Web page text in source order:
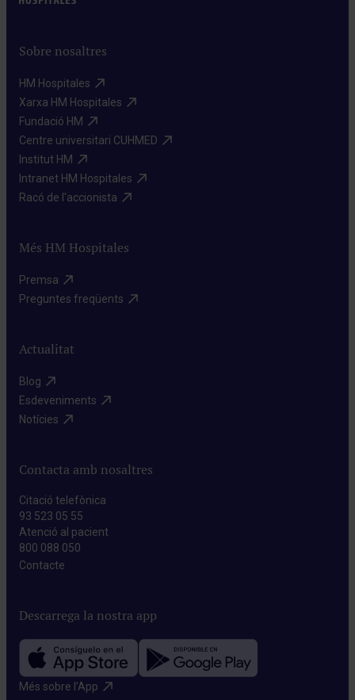
Sobre nosaltres
HM Hospitales​
Xarxa HM Hospitales​
Fundació HM​
Centre universitari CUHMED​
Institut HM​
Intranet HM Hospitales​
Racó de l'accionista​
Més HM Hospitales
Premsa​
Preguntes freqüents​
Actualitat
Blog​
Esdeveniments​
Notícies​
Contacta amb nosaltres
Citació telefònica
93 523 05 55
Atenció al pacient
800 088 050
Contacte​
Descarrega la nostra app
Més sobre l’App​